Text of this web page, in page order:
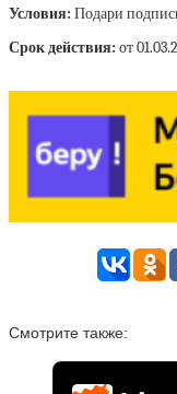
Условия: Подари
Срок действия: от
Смотрите также: